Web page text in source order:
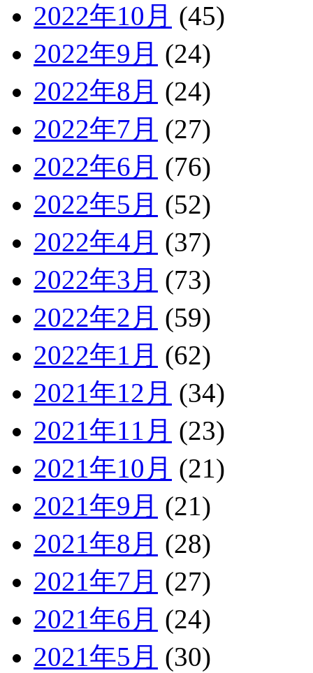
2022年10月 (45)
2022年9月 (24)
2022年8月 (24)
2022年7月 (27)
2022年6月 (76)
2022年5月 (52)
2022年4月 (37)
2022年3月 (73)
2022年2月 (59)
2022年1月 (62)
2021年12月 (34)
2021年11月 (23)
2021年10月 (21)
2021年9月 (21)
2021年8月 (28)
2021年7月 (27)
2021年6月 (24)
2021年5月 (30)